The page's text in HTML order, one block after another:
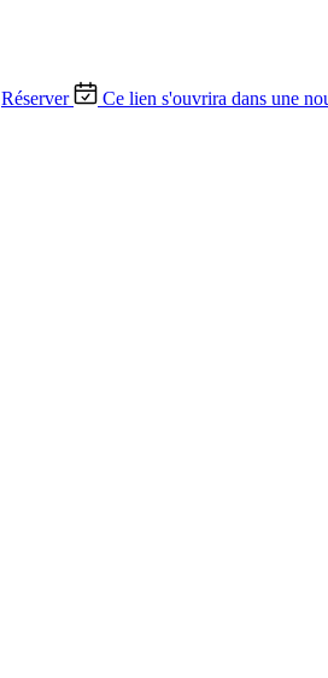
Réserver Ce lien s'ouvrira dans une